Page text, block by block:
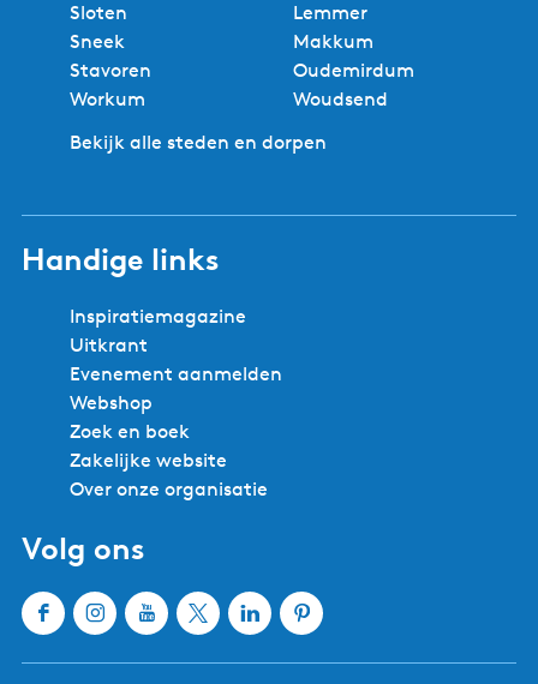
Sloten
Lemmer
Sneek
Makkum
Stavoren
Oudemirdum
Workum
Woudsend
Bekijk alle steden en dorpen
Handige links
Inspiratiemagazine
Uitkrant
Evenement aanmelden
Webshop
Zoek en boek
Zakelijke website
Over onze organisatie
Volg ons
F
I
Y
X
L
P